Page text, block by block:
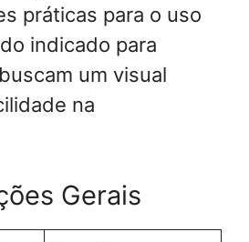
práticas para o uso
indicado para
um visual
na
Gerais